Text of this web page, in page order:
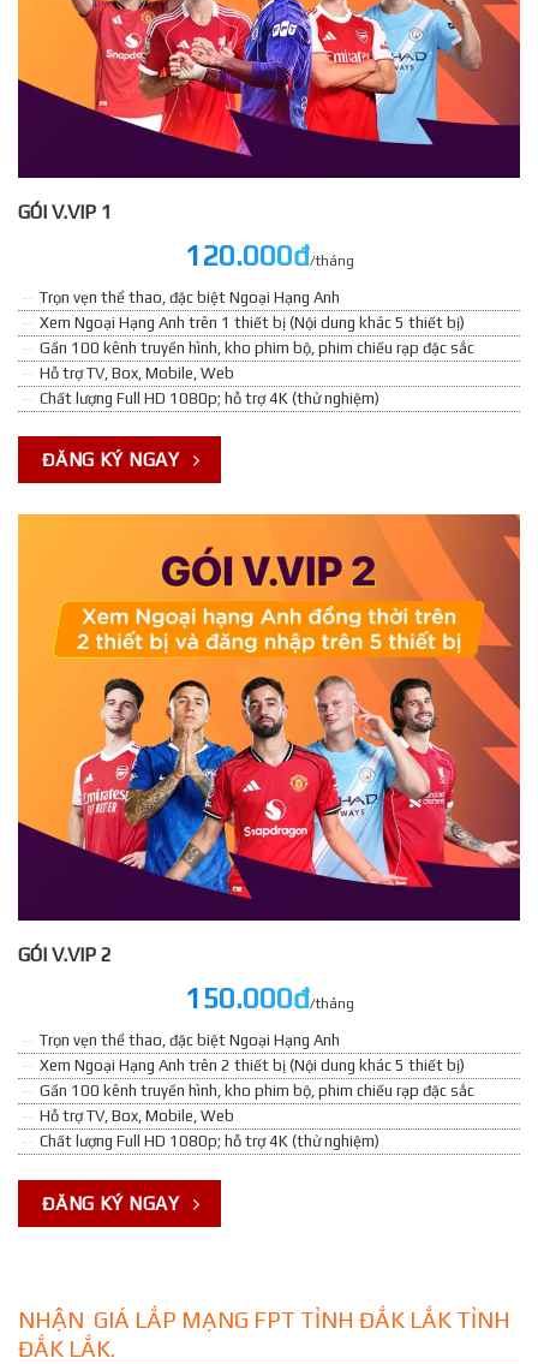
GÓI V.VIP 1
120.000đ/tháng
Trọn vẹn thể thao, đặc biệt Ngoại Hạng Anh
Xem Ngoại Hạng Anh trên 1 thiết bị (Nội dung khác 5 thiết bị)
Gần 100 kênh truyền hình, kho phim bộ, phim chiếu rạp đặc sắc
Hỗ trợ TV, Box, Mobile, Web
Chất lượng Full HD 1080p; hỗ trợ 4K (thử nghiệm)
ĐĂNG KÝ NGAY
GÓI V.VIP 2
150.000đ/tháng
Trọn vẹn thể thao, đặc biệt Ngoại Hạng Anh
Xem Ngoại Hạng Anh trên 2 thiết bị (Nội dung khác 5 thiết bị)
Gần 100 kênh truyền hình, kho phim bộ, phim chiếu rạp đặc sắc
Hỗ trợ TV, Box, Mobile, Web
Chất lượng Full HD 1080p; hỗ trợ 4K (thử nghiệm)
ĐĂNG KÝ NGAY
NHẬN GIÁ LẮP MẠNG FPT TỈNH ĐẮK LẮK TỈNH
ĐẮK LẮK.